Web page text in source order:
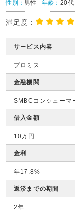
性別： 男性 年齢： 20代
満足度：
サービス内容
プロミス
金融機関
SMBCコンシューマ
借入金額
10万円
金利
年17.8%
返済までの期間
2年